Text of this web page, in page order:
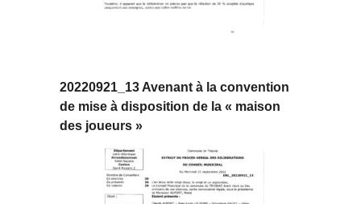
20220921_13 Avenant à la convention
de mise à disposition de la « maison
des joueurs »